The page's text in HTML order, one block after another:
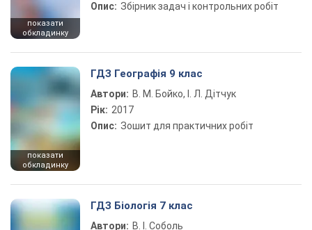
показати
обкладинку
Опис: Збірник задач і контрольних робіт
показати
обкладинку
ГДЗ Географія 9 клас
Автори: В. М. Бойко, І. Л. Дітчук
Рік: 2017
Опис: Зошит для практичних робіт
ГДЗ Біологія 7 клас
Автори: В. І. Соболь